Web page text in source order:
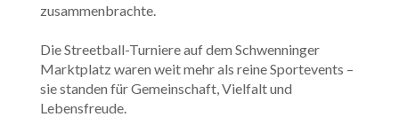
zusammenbrachte.
Die Streetball-Turniere auf dem Schwenninger
Marktplatz waren weit mehr als reine Sportevents –
sie standen für Gemeinschaft, Vielfalt und
Lebensfreude.